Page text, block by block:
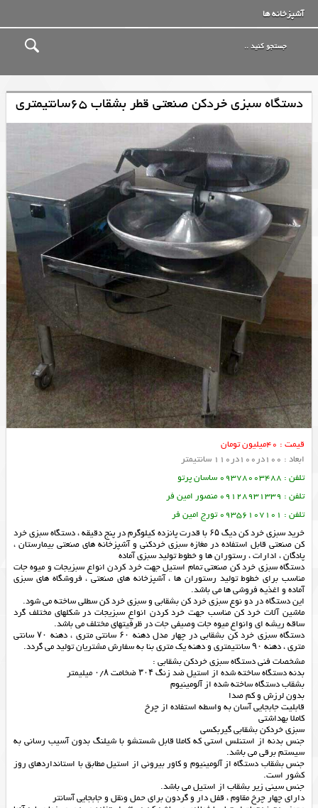
آشپزخانه ها
دستگاه سبزی خردکن صنعتی قطر بشقاب 65سانتیمتری
قیمت : 40میلیون تومان
ابعاد : 100در100در110 سانتیمتر
تلفن : 09378003488 ساسان پرتو
تلفن : 09128931339 منصور امین فر
تلفن : 09356107101 تورج امین فر
خرید سبزی خرد کن دیگ ۶۵ با قدرت پانزده کیلوگرم در پنج دقیقه ، دستگاه سبزی خرد
کن صنعتی قابل استفاده در مغازه سبزی خردکنی و آشپزخانه های صنعتی بیمارستان ،
پادگان ، ادارات ، رستوران ها و خطوط تولید سبزی آماده
دستگاه سبزی خرد کن صنعتی تمام استیل جهت خرد کردن انواع سبزیجات و میوه جات
مناسب برای خطوط تولید رستوران ها ، آشپزخانه های صنعتی ، فروشگاه های سبزی
آماده و اغذیه فروشی ها می باشد.
این دستگاه در دو نوع سبزی خرد کن بشقابی و سبزی خرد کن سطلی ساخته می شود.
ماشین آلات خرد کن مناسب جهت خرد کردن انواع سبزیجات در شکلهای مختلف گرد
ساقه ریشه ای وانواع میوه جات وصیفی جات در ظرفیتهای مختلف می باشد.
دستگاه سبزی خرد کن بشقابی در چهار مدل دهنه ۶۰ سانتی متری ، دهنه ۷۰ سانتی
متری ، دهنه ۹۰ سانتیمتری و دهنه یک متری بنا به سفارش مشتریان تولید می گردد.
مشخصات فنی دستگاه سبزی خردکن بشقابی :
بدنه دستگاه ساخته شده از استیل ضد زنگ ۳۰۴ ضخامت ۰/۸ میلیمتر
بشقاب دستگاه ساخته شده از آلومینیوم
بدون لرزش و کم صدا
قابلیت جابجایی آسان به واسطه استفاده از چرخ
کاملا بهداشتی
سبزی خردکن بشقابی گیربکسی
جنس بدنه از استنلس استی که کاملا قابل شستشو با شیلنگ بدون آسیب رسانی به
سیستم برقی می باشد.
جنس بشقاب دستگاه از آلومینیوم و کاور بیرونی از استیل مطابق با استانداردهای روز
کشور است.
جنس سینی زیر بشقاب از استیل می باشد.
دارای چهار چرخ مقاوم ، قفل دار و گردون برای حمل ونقل و جابجایی آسانتر